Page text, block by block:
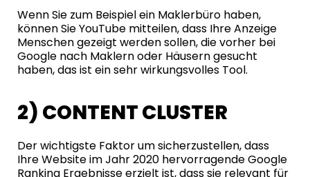
Wenn Sie zum Beispiel ein Maklerbüro haben,
können Sie YouTube mitteilen, dass Ihre Anzeige
Menschen gezeigt werden sollen, die vorher bei
Google nach Maklern oder Häusern gesucht
haben, das ist ein sehr wirkungsvolles Tool.
2) CONTENT CLUSTER
Der wichtigste Faktor um sicherzustellen, dass
Ihre Website im Jahr 2020 hervorragende Google
Ranking Ergebnisse erzielt ist, dass sie relevant für